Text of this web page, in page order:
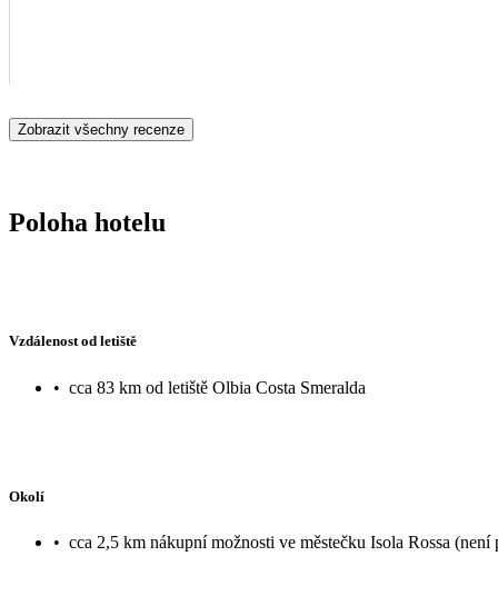
Zobrazit všechny recenze
Poloha hotelu
Vzdálenost od letiště
• cca 83 km od letiště Olbia Costa Smeralda
Okolí
• cca 2,5 km nákupní možnosti ve městečku Isola Rossa